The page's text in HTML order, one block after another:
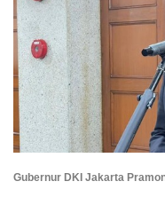
Gubernur DKI Jakarta